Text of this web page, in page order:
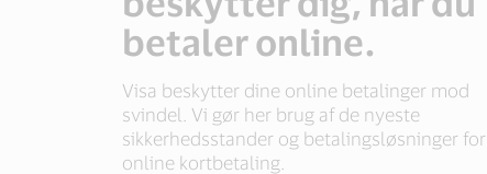
betaler online.
Visa beskytter dine online betalinger mod
svindel. Vi gør her brug af de nyeste
sikkerhedsstander og betalingsløsninger for
online kortbetaling.